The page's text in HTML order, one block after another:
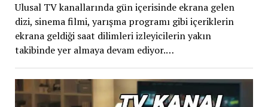
Ulusal TV kanallarında gün içerisinde ekrana gelen
dizi, sinema filmi, yarışma programı gibi içeriklerin
ekrana geldiği saat dilimleri izleyicilerin yakın
takibinde yer almaya devam ediyor.…